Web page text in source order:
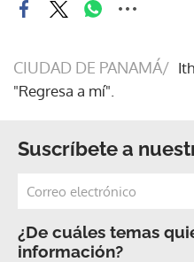
CIUDAD DE PANAMÁ/
"Regresa a mí".
Suscríbete a
¿De cuáles temas
información?